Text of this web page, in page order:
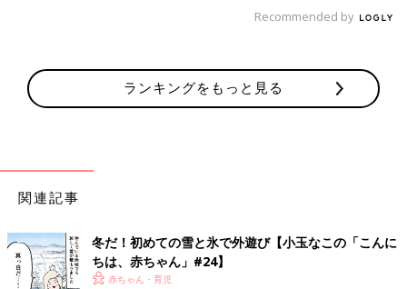
Recommended by
ランキングをもっと見る
関連記事
冬だ！初めての雪と氷で外遊び【小玉なこの「こんに
ちは、赤ちゃん」#24】
赤ちゃん・育児